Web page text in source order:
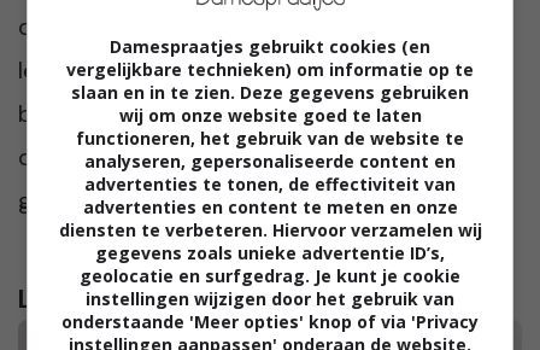
dingen die Danielle noemt? En vind je dit een
leuke video of juist niet? We zijn heel
benieuwd. Praat met ons mee in de
comments onder dit artikel. Vinden we
gezellig!
Lees verder...
Damespraatjes gebruikt cookies (en
vergelijkbare technieken) om informatie op te
slaan en in te zien. Deze gegevens gebruiken
wij om onze website goed te laten
functioneren, het gebruik van de website te
analyseren, gepersonaliseerde content en
advertenties te tonen, de effectiviteit van
advertenties en content te meten en onze
diensten te verbeteren. Hiervoor verzamelen wij
gegevens zoals unieke advertentie ID’s,
geolocatie en surfgedrag. Je kunt je cookie
instellingen wijzigen door het gebruik van
onderstaande 'Meer opties' knop of via 'Privacy
instellingen aanpassen' onderaan de website.